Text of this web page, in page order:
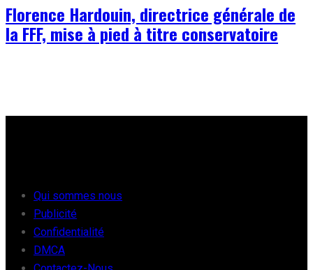
Florence Hardouin, directrice générale de
la FFF, mise à pied à titre conservatoire
Qui sommes nous
Publicité
Confidentialité
DMCA